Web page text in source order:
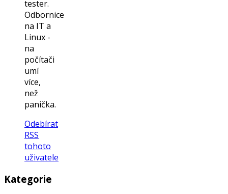
tester.
Odbornice
na IT a
Linux -
na
počítači
umí
více,
než
panička.
Odebírat
RSS
tohoto
uživatele
Kategorie